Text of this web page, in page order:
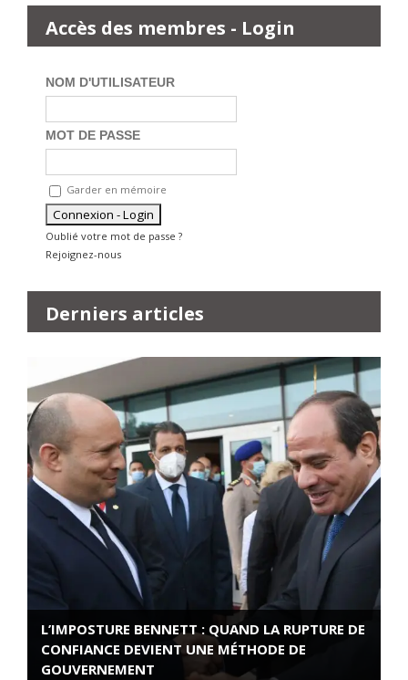
Accès des membres - Login
NOM D'UTILISATEUR
MOT DE PASSE
Garder en mémoire
Oublié votre mot de passe ?
Rejoignez-nous
Derniers articles
L’IMPOSTURE BENNETT : QUAND LA RUPTURE DE
CONFIANCE DEVIENT UNE MÉTHODE DE
GOUVERNEMENT